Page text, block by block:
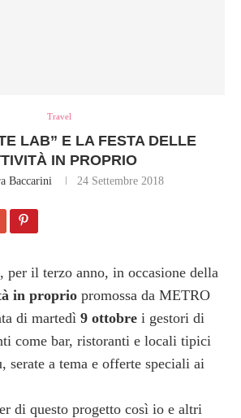
Travel
LAB” E LA FESTA DELLE
IN PROPRIO
Baccarini 24 Settembre 2018
per il terzo anno, in occasione della
in proprio promossa da METRO
di martedì 9 ottobre i gestori di
come bar, ristoranti e locali tipici
serate a tema e offerte speciali ai
di questo progetto così io e altri